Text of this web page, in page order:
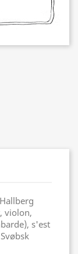
violon,
s'est